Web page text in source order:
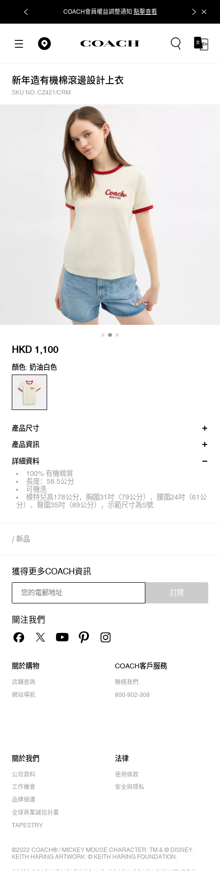
COACH會員權益調整通知 點擊查看 立即追蹤
新年造有機棉滾邊設計上衣
SKU NO: CZ421/CRM
HKD 1,100
顏色: 奶油白色
產品尺寸
產品資訊
詳細資料
100% 有機棉質
長度：58.5公分
可機洗
模特兒高178公分，胸圍31吋（79公分）、腰圍24吋（61公
分）、臀圍35吋（89公分），示範尺寸為S號
/ 新品
獲得更多COACH資訊
訂閱
關注我們
關於購物
店舖查詢
網站導航
COACH客戶服務
聯絡我們
800-902-308
關於我們
公司資料
工作機會
品牌保護
全球商業誠信計畫
TAPESTRY
法律
使用條款
安全與隱私
©2022 COACH® / MICKEY MOUSE CHARACTER: TM & © DISNEY.
KEITH HARING ARTWORK: © KEITH HARING FOUNDATION.
©2022 COACH IP HOLDINGS LLC. COACH, COACH SIGNATURE C